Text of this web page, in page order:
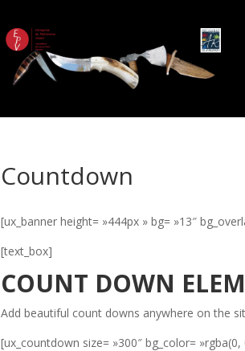
Countdown
[ux_banner height= »444px » bg= »13″
[text_box]
COUNT DOWN
Add beautiful count downs anywhere on the
[ux_countdown size= »300″ bg_color= »rgba(0,